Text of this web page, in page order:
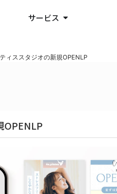
サービス
ィススタジオの新規OPENLP
OPENLP